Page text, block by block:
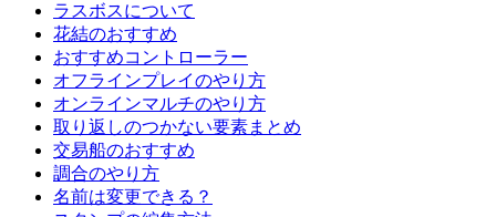
ラスボスについて
花結のおすすめ
おすすめコントローラー
オフラインプレイのやり方
オンラインマルチのやり方
取り返しのつかない要素まとめ
交易船のおすすめ
調合のやり方
名前は変更できる？